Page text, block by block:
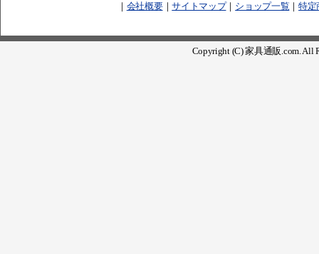
｜ 会社概要｜サイトマップ｜ ショップ一覧 ｜特定
Copyright (C) 家具通販.com. All